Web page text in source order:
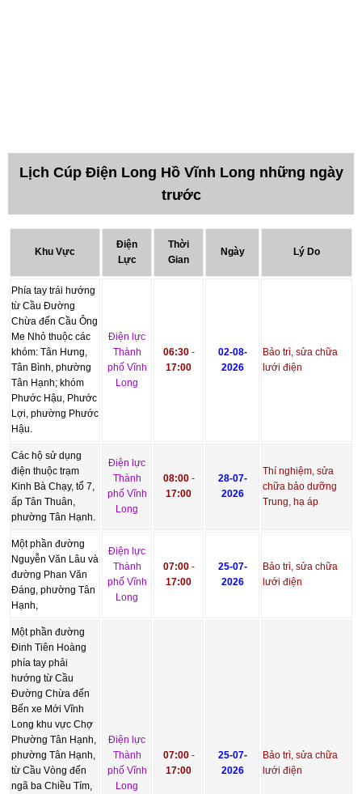
Lịch Cúp Điện Long Hồ Vĩnh Long những ngày
trước
Khu Vực
Điện
Lực
Thời
Gian
Ngày Lý Do
Phía tay trái hướng
từ Cầu Đường
Chừa đến Cầu Ông
Me Nhỏ thuộc các
khóm: Tân Hưng,
Tân Bình, phường
Tân Hạnh; khóm
Phước Hậu, Phước
Lợi, phường Phước
Hậu.
Điện lực
Thành
phố Vĩnh
Long
06:30-
17:00
02-08-
2026
Bảo trì, sửa chữa
lưới điện
Các hộ sử dụng
điện thuộc trạm
Kinh Bà Chạy, tổ 7,
ấp Tân Thuân,
phường Tân Hạnh.
Điện lực
Thành
phố Vĩnh
Long
08:00-
17:00
28-07-
2026
Thí nghiệm, sửa
chữa bảo dưỡng
Trung, hạ áp
Một phần đường
Nguyễn Văn Lâu và
đường Phan Văn
Đáng, phường Tân
Hạnh,
Điện lực
Thành
phố Vĩnh
Long
07:00-
17:00
25-07-
2026
Bảo trì, sửa chữa
lưới điện
Một phần đường
Đinh Tiên Hoàng
phía tay phải
hướng từ Cầu
Đường Chừa đến
Bến xe Mới Vĩnh
Long khu vực Chợ
Phường Tân Hạnh,
phường Tân Hạnh,
từ Cầu Vòng đến
ngã ba Chiều Tím,
Điện lực
Thành
phố Vĩnh
Long
07:00-
17:00
25-07-
2026
Bảo trì, sửa chữa
lưới điện